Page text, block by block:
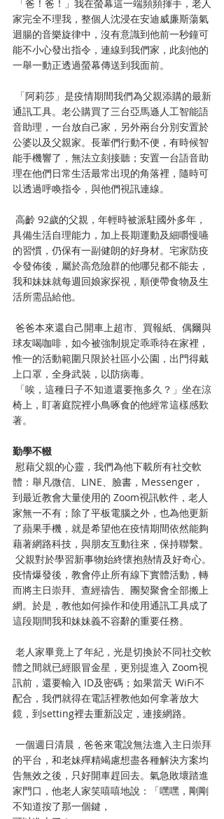
家完全不理我，整個人沈浸在安迪威廉斯蕩氣
迴腸的音樂旋律中，沒有意識到他前一秒鐘可
能不小心發出指令，連線到我們家，此刻他的
一舉一動正透過螢幕傳送到我面前。
通訊工具。老公購買了三台亞馬遜人工智能語
音助理，一台放自己家，另外兩台分別安置於
公婆以及父親家。長輩們行動不便，有時候智
能手機響了，無法立刻接聽；安置一台語音助
理在他們日常生活最常出現的角落裡，隨時可
以透過呼喚指令，與他們視訊連線。
具備生活自理能力，加上長期運動及細嚼慢嚥
的習慣，仍保有一副健朗的好身材。宅家防疫
令發佈後，屬於高危險群的他哪兒都不能去，
我和妹妹就每週回娘家探視，順便帶食物及生
活所需品給他。
球友喝咖啡，如今被強制規定乖乖待在家裡，
惟一的活動範圍只限於社區小公園，出門得戴
上口罩，全身武裝，以防病毒。
椅上，盯著庭院裡小鳥啄食的他經常這樣感歎
著。
勤學不輟
體：舉凡微信、LINE、臉書，Messenger，
到最近教會大量使用的 Zoom視訊軟件，老人
家無一不有；除了平板電腦之外，也為他更新
了蘋果手機，就是希望他在疫情期間依然能夠
藉著網路科技，與朋友互動往來，保持聯繫。
疫情爆發後，教會停止所有線下實體活動，轉
而將主日崇拜、查經禱告、團契聚會全部搬上
網。於是，教他如何操作和使用通訊工具成了
這段期間我和妹妹義不容辭的重要任務。
體之間就已經眼冒金星，更別提進入 Zoom視
訊前，還要輸入 ID及密碼；如果當天 WiFi不
配合，我們就得在電話裡教他如何拿著放大
鏡，到setting裡去重新設定，連接網路。
的平台，和老妹殫精竭慮想盡各種解決方案均
告無效之後，只好開車趕回去。氣急敗壞踏進
家門口，他老人家笑嘻嘻地說：「嘿嘿，剛剛
不知道按了那一個鍵，